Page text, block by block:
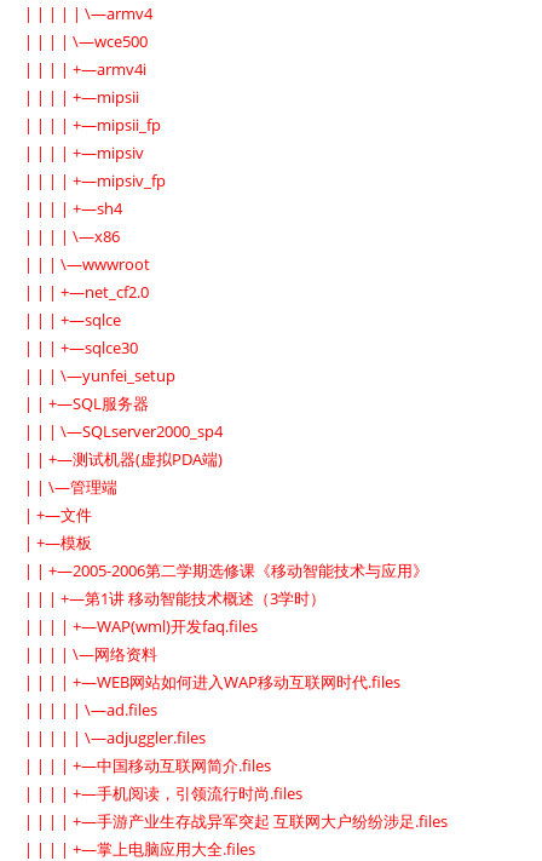
| | | | | \—armv4
| | | | \—wce500
| | | | +—armv4i
| | | | +—mipsii
| | | | +—mipsii_fp
| | | | +—mipsiv
| | | | +—mipsiv_fp
| | | | +—sh4
| | | | \—x86
| | | \—wwwroot
| | | +—net_cf2.0
| | | +—sqlce
| | | +—sqlce30
| | | \—yunfei_setup
| | +—SQL服务器
| | | \—SQLserver2000_sp4
| | +—测试机器(虚拟PDA端)
| | \—管理端
| +—文件
| +—模板
| | +—2005-2006第二学期选修课《移动智能技术与应用》
| | | +—第1讲 移动智能技术概述（3学时）
| | | | +—WAP(wml)开发faq.files
| | | | \—网络资料
| | | | +—WEB网站如何进入WAP移动互联网时代.files
| | | | | \—ad.files
| | | | | \—adjuggler.files
| | | | +—中国移动互联网简介.files
| | | | +—手机阅读，引领流行时尚.files
| | | | +—手游产业生存战异军突起 互联网大户纷纷涉足.files
| | | | +—掌上电脑应用大全.files